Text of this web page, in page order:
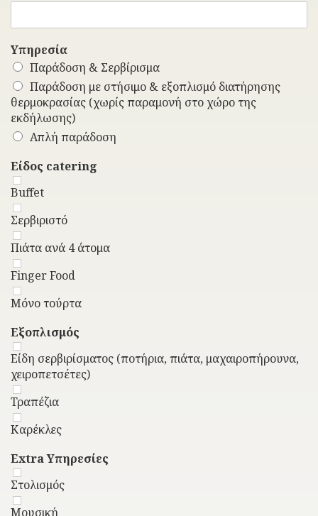
Υπηρεσία
Παράδοση & Σερβίρισμα
Παράδοση με στήσιμο & εξοπλισμό διατήρησης
θερμοκρασίας (χωρίς παραμονή στο χώρο της
εκδήλωσης)
Απλή παράδοση
Είδος catering
Buffet
Σερβιριστό
Πιάτα ανά 4 άτομα
Finger Food
Μόνο τούρτα
Εξοπλισμός
Είδη σερβιρίσματος (ποτήρια, πιάτα, μαχαιροπήρουνα,
χειροπετσέτες)
Τραπέζια
Καρέκλες
Extra Υπηρεσίες
Στολισμός
Μουσική